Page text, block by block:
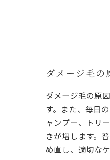
ダメージ毛の
ダメージ毛の原
す。また、毎日
ャンプー、トリ
きが増します。
め直し、適切な